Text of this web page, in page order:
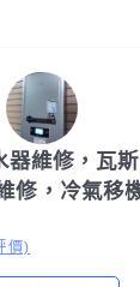
器維修，瓦
修，冷氣移
價)